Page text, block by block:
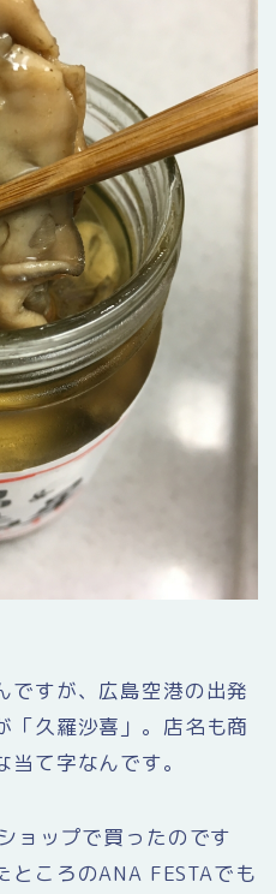
ですが、広島空港の出発
「久羅沙喜」。店名も商
て字なんです。
ョップで買ったのです
ところのANA FESTAでも